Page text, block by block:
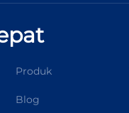
Produk
Blog